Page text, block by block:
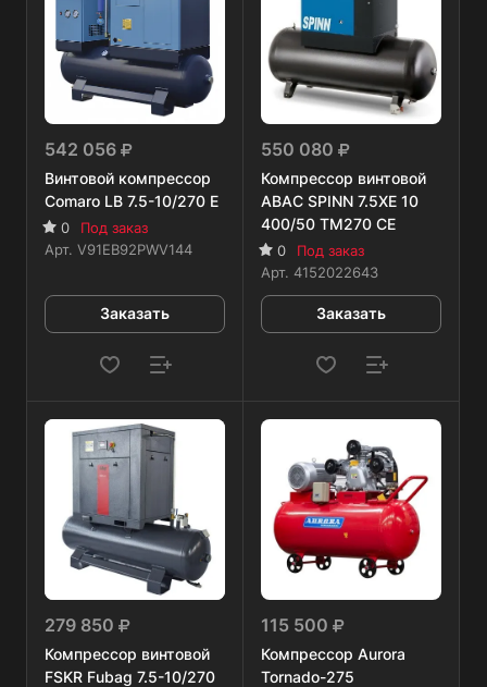
542 056
Винтовой компрессор
Comaro LB 7.5-10/270 E
0
Под заказ
Арт. V91EB92PWV144
Заказать
550 080
Компрессор винтовой
ABAC SPINN 7.5XE 10
400/50 TM270 CE
0
Под заказ
Арт. 4152022643
Заказать
279 850
Компрессор винтовой
FSKR Fubag 7.5-10/270
115 500
Компрессор Aurora
Tornado-275